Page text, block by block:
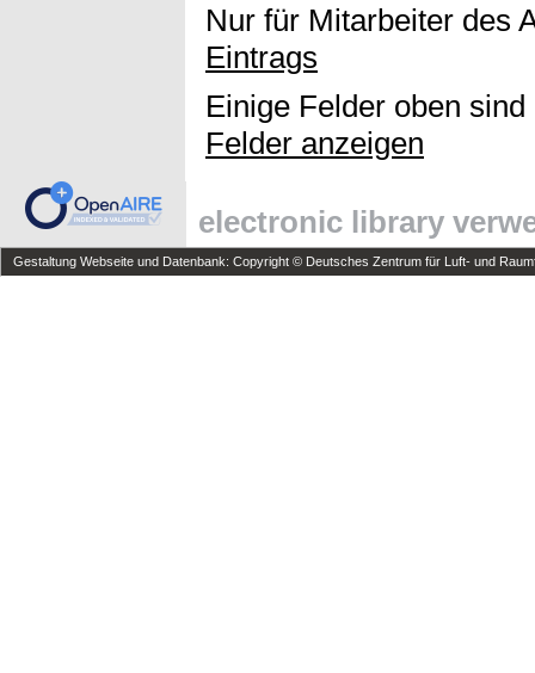
Nur für Mitarbeiter des
Eintrags
Einige Felder oben
Felder anzeigen
electronic library
Gestaltung Webseite und Datenbank: Copyright © Deutsches Zentrum für Luft- und